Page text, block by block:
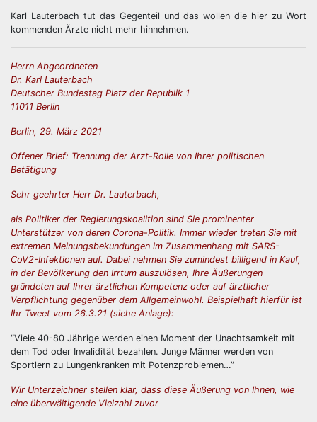
Karl Lauterbach tut das Gegenteil und das wollen die hier zu Wort
kommenden Ärzte nicht mehr hinnehmen.
Herrn Abgeordneten
Dr. Karl Lauterbach
Deutscher Bundestag Platz der Republik 1
11011 Berlin
Berlin, 29. März 2021
Offener Brief: Trennung der Arzt-Rolle von Ihrer politischen
Betätigung
Sehr geehrter Herr Dr. Lauterbach,
als Politiker der Regierungskoalition sind Sie prominenter
Unterstützer von deren Corona-Politik. Immer wieder treten Sie mit
extremen Meinungsbekundungen im Zusammenhang mit SARS-
CoV2-Infektionen auf. Dabei nehmen Sie zumindest billigend in Kauf,
in der Bevölkerung den Irrtum auszulösen, Ihre Äußerungen
gründeten auf Ihrer ärztlichen Kompetenz oder auf ärztlicher
Verpflichtung gegenüber dem Allgemeinwohl. Beispielhaft hierfür ist
Ihr Tweet vom 26.3.21 (siehe Anlage):
“Viele 40-80 Jährige werden einen Moment der Unachtsamkeit mit
dem Tod oder Invalidität bezahlen. Junge Männer werden von
Sportlern zu Lungenkranken mit Potenzproblemen…”
Wir Unterzeichner stellen klar, dass diese Äußerung von Ihnen, wie
eine überwältigende Vielzahl zuvor